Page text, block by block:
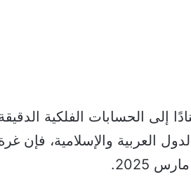
إلى الحسابات الفلكية
العربية والإسلامية، فإن